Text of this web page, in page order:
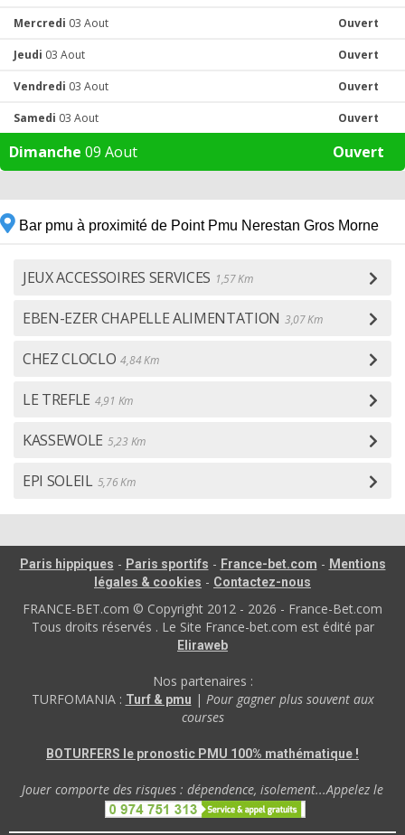
Mercredi 03 Aout Ouvert
Jeudi 03 Aout Ouvert
Vendredi 03 Aout Ouvert
Samedi 03 Aout Ouvert
Dimanche 09 Aout Ouvert
Bar pmu à proximité de Point Pmu Nerestan Gros Morne
JEUX ACCESSOIRES SERVICES 1,57 Km
EBEN-EZER CHAPELLE ALIMENTATION 3,07 Km
CHEZ CLOCLO 4,84 Km
LE TREFLE 4,91 Km
KASSEWOLE 5,23 Km
EPI SOLEIL 5,76 Km
Paris hippiques - Paris sportifs - France-bet.com - Mentions
légales & cookies - Contactez-nous
FRANCE-BET.com © Copyright 2012 - 2026 - France-Bet.com
Tous droits réservés . Le Site France-bet.com est édité par
Eliraweb
Nos partenaires :
TURFOMANIA : Turf & pmu | Pour gagner plus souvent aux
courses
BOTURFERS le pronostic PMU 100% mathématique !
Jouer comporte des risques : dépendence, isolement...Appelez le